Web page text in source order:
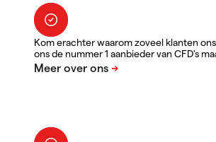
Kom erachter waarom zoveel klanten
ons de nummer 1 aanbieder van CFD's